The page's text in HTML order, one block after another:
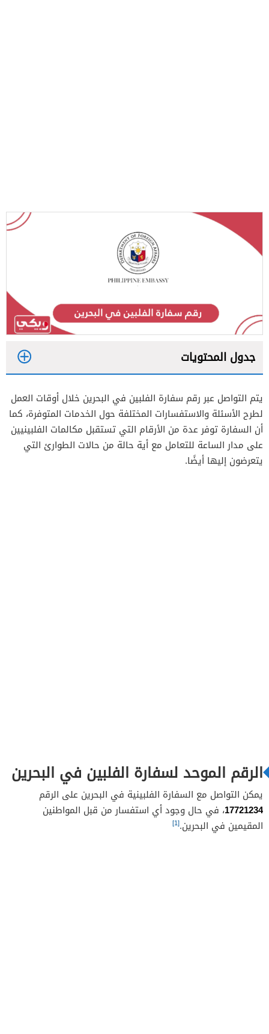
جدول المحتويات
2
يتم التواصل عبر رقم سفارة الفلبين في البحرين خلال أوقات العمل
لطرح الأسئلة والاستفسارات المختلفة حول الخدمات المتوفرة، كما
أن السفارة توفر عدة من الأرقام التي تستقبل مكالمات الفلبينيين
على مدار الساعة للتعامل مع أية حالة من حالات الطوارئ التي
يتعرضون إليها أيضًا.
الرقم الموحد لسفارة الفلبين في البحرين
يمكن التواصل مع السفارة الفلبينية في البحرين على الرقم
17721234، في حال وجود أي استفسار من قبل المواطنين
المقيمين في البحرين.[1]